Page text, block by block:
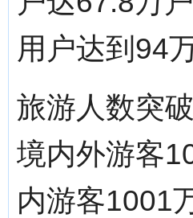
用户达到94
旅游人数突
境内外游客
内游客1001